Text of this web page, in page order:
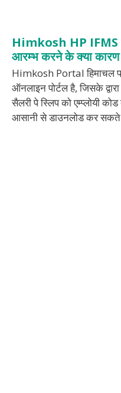
Himkosh HP IFMS
आरम्भ करने के क्या कारण
Himkosh Portal हिमाचल
ऑनलाइन पोर्टल है, जिसके
सैलरी पे स्लिप को एम्प्लोयी
आसानी से डाउनलोड कर